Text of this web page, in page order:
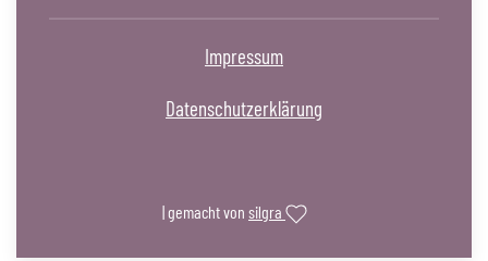
Impressum
Datenschutzerklärung
| gemacht von silgra